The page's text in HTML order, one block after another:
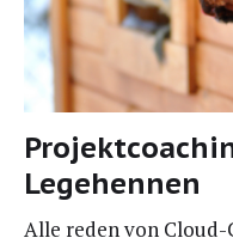
Legehennen
Alle reden von